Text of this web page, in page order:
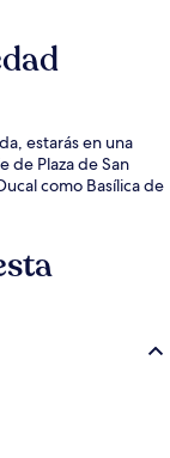
estarás en una
de Plaza de San
como Basílica de